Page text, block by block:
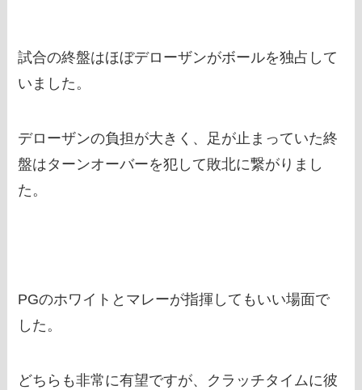
試合の終盤はほぼデローザンがボールを独占して
いました。
デローザンの負担が大きく、足が止まっていた終
盤はターンオーバーを犯して敗北に繋がりまし
た。
PGのホワイトとマレーが指揮してもいい場面で
した。
どちらも非常に有望ですが、クラッチタイムに彼